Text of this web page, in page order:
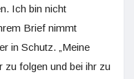
Ich bin nicht
Brief nimmt
in Schutz. „Meine
zu folgen und bei ihr zu